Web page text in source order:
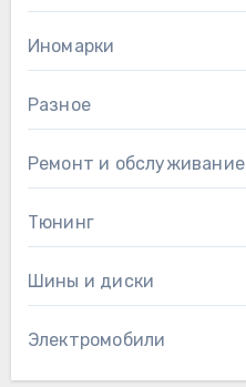
Иномарки
Разное
Ремонт и обслуживание
Тюнинг
Шины и диски
Электромобили